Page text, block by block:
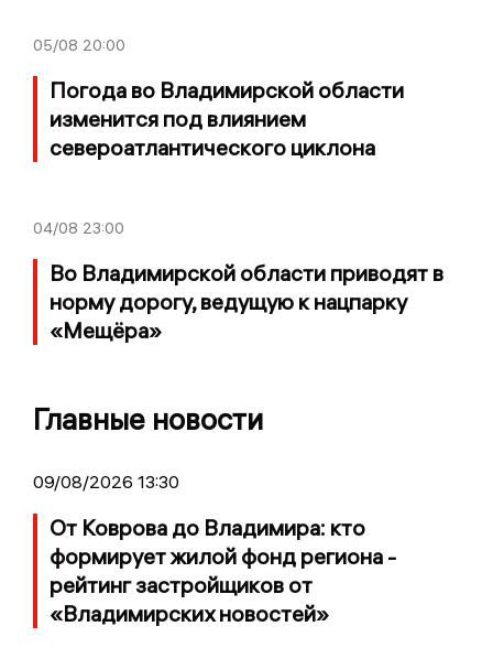
05/08 20:00
Погода во Владимирской области
изменится под влиянием
североатлантического циклона
04/08 23:00
Во Владимирской области приводят в
норму дорогу, ведущую к нацпарку
«Мещёра»
Главные новости
09/08/2026 13:30
От Коврова до Владимира: кто
формирует жилой фонд региона -
рейтинг застройщиков от
«Владимирских новостей»